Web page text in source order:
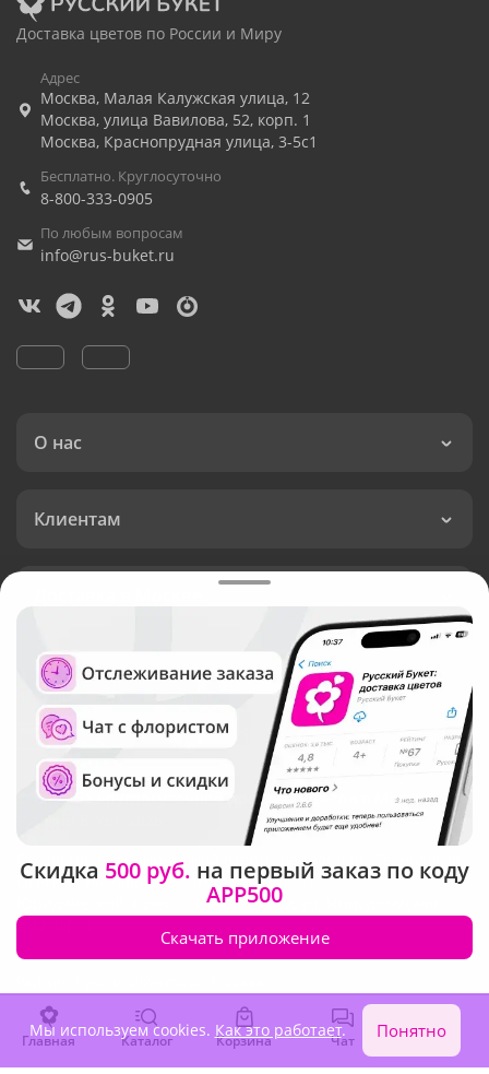
Доставка цветов по России и Миру
Адрес
Москва, Малая Калужская улица, 12
Москва, улица Вавилова, 52, корп. 1
Москва, Краснопрудная улица, 3-5с1
Бесплатно. Круглосуточно
8-800-333-0905
По любым вопросам
info@rus-buket.ru
О нас
Клиентам
Язык интерфейса: Валюта:
Служба круглосуточной доставки цветов в Москве
Общество с ограниченной ответственностью «Технология»
ОГРН: 1195476081745, ИНН: 5410081997
Юридический адрес: г. Новосибирск, ул. Ипподромская,
д.42, оф. 3
Главная Каталог Корзина Чат Войти
Скидка 500 руб. на первый заказ по коду
APP500
Скачать приложение
Мы используем cookies. Как это работает. Понятно